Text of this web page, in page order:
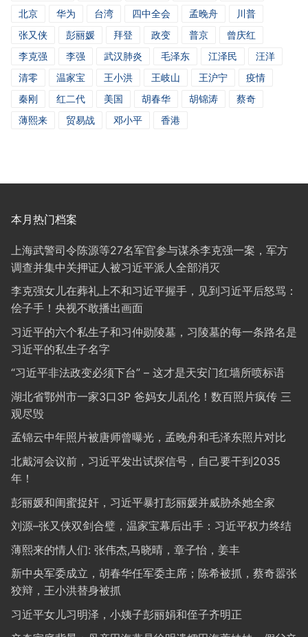
北京
华为 台湾 四中全会 孟晚舟
川普
张又侠
彭丽媛 拜登 政变 普京
曾庆红
李克强
李强 武汉肺炎 毛泽东 江泽民
汪洋
清零
温家宝 王小洪 王岐山 王沪宁
疫情
秦刚
红二代 美国 胡春华 胡锦涛
蔡奇
薄熙来
贸易战 邓小平 香港
本月热门档案
上海武警司令陈源等27名军官参与谋杀李克强一案，军方
调查并集中关押证人被习近平派人全部消灭
李克强女儿在葬礼上不和习近平握手，见到习近平后怒骂：
侩子手！央视不敢播出画面
习近平的六个私生子和习仲勋陵墓，习陵墓的每一条路名是
习近平的私生子名字
“习近平非法政变必须下台” – 这才是天安门红墙所喷标语
湖北省鄂州市一家3口3P 爸妈女儿乱伦！数百照片疯传 三
观尽毁
孟锦云中年照片被唐师曾曝光，孟晚舟和毛泽东照片对比
北戴河会议前，习近平发出试探信号，自己要干到2035
年！
彭丽媛和闺蜜捉奸，习近平暴打彭丽媛并威胁杀她全家
刘源–张又侠双剑合璧，温家宝幕后出手：习近平权力终结
薄熙来的情人们: 张伟杰,马晓晴，章子怡，姜丰
新中央军委成立，胡春华任军委主席；陈希被抓，蔡奇嚣张
狡辩，王小洪替身被抓
习近平女儿习明泽，小姨子彭丽娟和侄子齐明正